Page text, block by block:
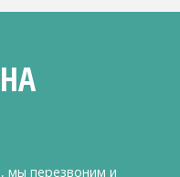
мы перезвоним и